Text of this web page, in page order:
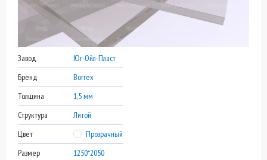
Завод
Юг-Ойл-Пласт
Бренд
Borrex
Толщина
1,5 мм
Структура
Литой
Цвет
Прозрачный
Размер
1250*2050